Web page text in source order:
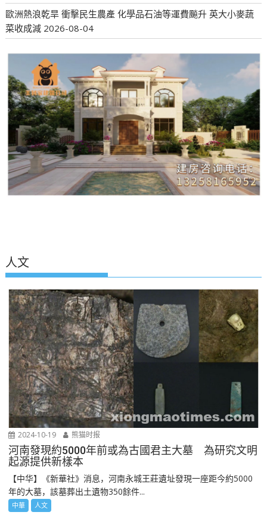
歐洲熱浪乾旱 衝擊民生農產 化學品石油等運費飈升 英大小麥蔬
菜收成減 2026-08-04
人文
2024-10-19 熊猫时报
河南發現約5000年前或為古國君主大墓 為研究文明
起源提供新樣本
【中华】《新華社》消息，河南永城王莊遺址發現一座距今約5000
年的大墓，該墓葬出土遺物350餘件...
中華 人文